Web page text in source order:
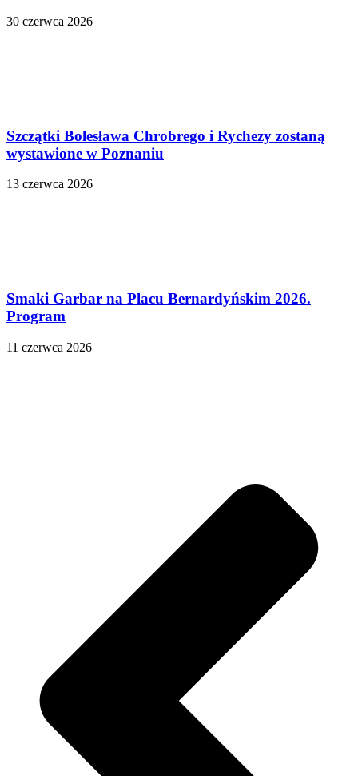
30 czerwca 2026
Szczątki Bolesława Chrobrego i Rychezy zostaną
wystawione w Poznaniu
13 czerwca 2026
Smaki Garbar na Placu Bernardyńskim 2026.
Program
11 czerwca 2026